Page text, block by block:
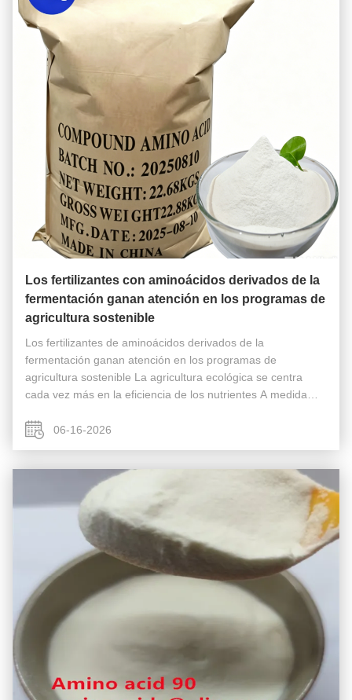
Los fertilizantes con aminoácidos derivados de la
fermentación ganan atención en los programas de
agricultura sostenible
Los fertilizantes de aminoácidos derivados de la
fermentación ganan atención en los programas de
agricultura sostenible La agricultura ecológica se centra
cada vez más en la eficiencia de los nutrientes A medida
continúan expandiéndose a nivel ...
06-16-2026